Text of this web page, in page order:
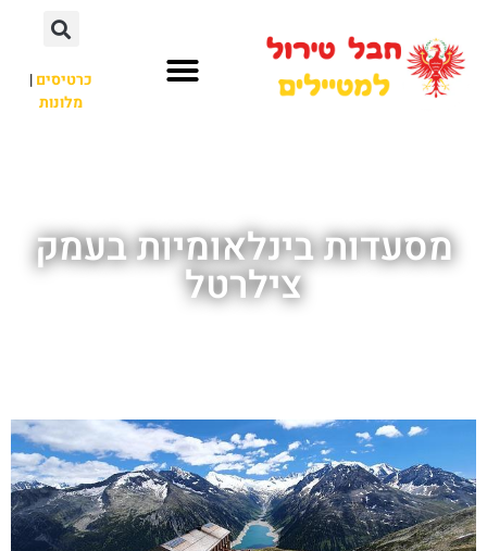
כרטיסים|
מלונות
מסעדות בינלאומיות בעמק
צילרטל